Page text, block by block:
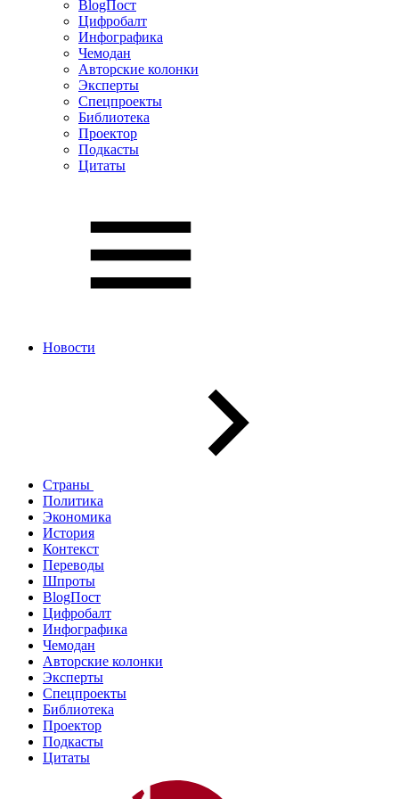
BlogПост
Цифробалт
Инфографика
Чемодан
Авторские колонки
Эксперты
Спецпроекты
Библиотека
Проектор
Подкасты
Цитаты
Новости
Страны
Политика
Экономика
История
Контекст
Переводы
Шпроты
BlogПост
Цифробалт
Инфографика
Чемодан
Авторские колонки
Эксперты
Спецпроекты
Библиотека
Проектор
Подкасты
Цитаты